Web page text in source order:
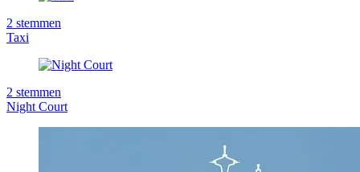
2 stemmen
Taxi
2 stemmen
Night Court